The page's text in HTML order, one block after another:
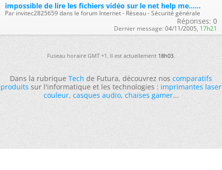
impossible de lire les fichiers vidéo sur le net help me......
Par invitec2825659 dans le forum Internet - Réseau - Sécurité générale
Réponses: 0
Dernier message: 04/11/2005, 17h21
Fuseau horaire GMT +1. Il est actuellement18h03.
Dans la rubriqueTechde Futura, découvrez noscomparatifs
produitssur l'informatique et les technologies :imprimantes laser
couleur,casques audio,chaises gamer...